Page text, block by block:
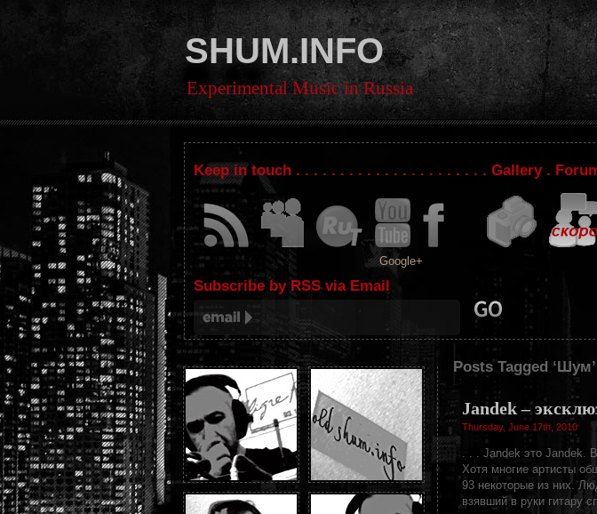
SHUM.INFO
Experimental Music in Russia
Keep in touch . . . . . . . . . . . . . . . . . . . . . . Gallery .
Google+
Subscribe by RSS via Email
Posts Tagged ‘Шум’
Jandek –
Thursday, June 17th, 2010
. . . Jandek это Jandek.
Хотя многие артисты
93 некоторые из них.
взявший в руки гитару